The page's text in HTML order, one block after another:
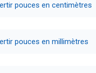
pouces en centimètres
pouces en millimètres